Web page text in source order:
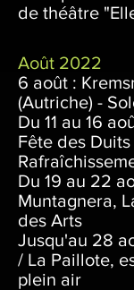
de théâtre
Août 2022
6 août :
(Autriche) -
Du 11 au 16
Fête des Duits
Du 19 au 22
Muntagnera,
des Arts
Jusqu'au 28
/ La Paillote,
plein air